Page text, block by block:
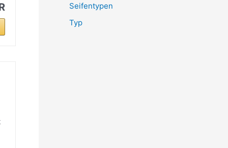
Seifentypen
Typ